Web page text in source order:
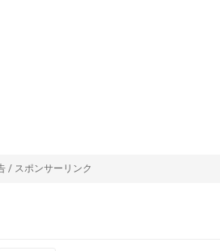
/ スポンサーリンク